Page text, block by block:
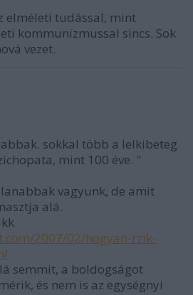
elméleti tudással, mint
kommunizmussal sincs. Sok
vezet.
sokkal több a lelkibeteg
mint 100 éve. "
vagyunk, de amit
alá.
2007/02/hogyan-rzik-
semmit, a boldogságot
és nem is az egységnyi